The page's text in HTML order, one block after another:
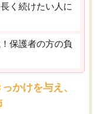
く続けたい人に
保護者の方の負
かけを与え、